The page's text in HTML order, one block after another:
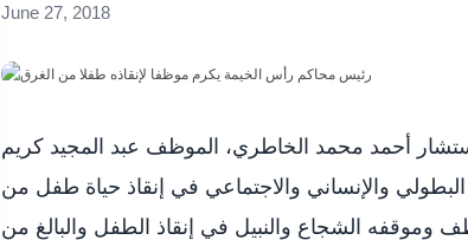
June 27, 2018
أحمد محمد الخاطري، الموظف عبد المجيد كريم
والإنساني والاجتماعي في إنقاذ حياة طفل من
وموقفه الشجاع والنبيل في إنقاذ الطفل والبالغ من